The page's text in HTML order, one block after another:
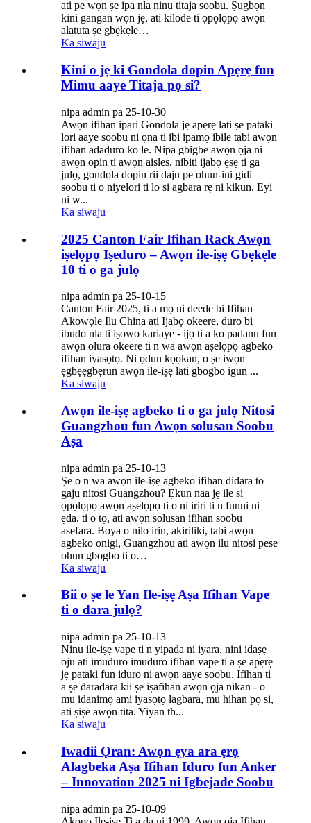
ati pe wọn ṣe ipa nla ninu titaja soobu. Ṣugbọn
kini gangan wọn jẹ, ati kilode ti ọpọlọpọ awọn
alatuta ṣe gbẹkẹle…
Ka siwaju
Kini o jẹ ki Gondola dopin Apẹrẹ fun
Mimu aaye Titaja pọ si?
nipa admin pa 25-10-30
Awọn ifihan ipari Gondola jẹ apẹrẹ lati ṣe pataki
lori aaye soobu ni ọna ti ibi ipamọ ibile tabi awọn
ifihan adaduro ko le. Nipa gbigbe awọn ọja ni
awọn opin ti awọn aisles, nibiti ijabọ ẹsẹ ti ga
julọ, gondola dopin rii daju pe ohun-ini gidi
soobu ti o niyelori ti lo si agbara rẹ ni kikun. Eyi
ni w...
Ka siwaju
2025 Canton Fair Ifihan Rack Awọn
iṣelọpọ Iṣeduro – Awọn ile-iṣẹ Gbẹkẹle
10 ti o ga julọ
nipa admin pa 25-10-15
Canton Fair 2025, ti a mọ ni deede bi Ifihan
Akowọle Ilu China ati Ijabọ okeere, duro bi
ibudo nla ti iṣowo kariaye - ijọ ti a ko padanu fun
awọn olura okeere ti n wa awọn aṣelọpọ agbeko
ifihan iyasọtọ. Ni ọdun kọọkan, o ṣe iwọn
ẹgbẹẹgbẹrun awọn ile-iṣẹ lati gbogbo igun ...
Ka siwaju
Awọn ile-iṣẹ agbeko ti o ga julọ Nitosi
Guangzhou fun Awọn solusan Soobu
Aṣa
nipa admin pa 25-10-13
Ṣe o n wa awọn ile-iṣẹ agbeko ifihan didara to
gaju nitosi Guangzhou? Ẹkun naa jẹ ile si
ọpọlọpọ awọn aṣelọpọ ti o ni iriri ti n funni ni
ẹda, ti o tọ, ati awọn solusan ifihan soobu
asefara. Boya o nilo irin, akiriliki, tabi awọn
agbeko onigi, Guangzhou ati awọn ilu nitosi pese
ohun gbogbo ti o…
Ka siwaju
Bii o ṣe le Yan Ile-iṣẹ Aṣa Ifihan Vape
ti o dara julọ?
nipa admin pa 25-10-13
Ninu ile-iṣẹ vape ti n yipada ni iyara, nini idaṣẹ
oju ati imuduro imuduro ifihan vape ti a ṣe apẹrẹ
jẹ pataki fun iduro ni awọn aaye soobu. Ifihan ti
a ṣe daradara kii ṣe iṣafihan awọn ọja nikan - o
mu idanimọ ami iyasọtọ lagbara, mu hihan pọ si,
ati ṣiṣe awọn tita. Yiyan th...
Ka siwaju
Iwadii Ọran: Awọn ẹya ara ẹrọ
Alagbeka Aṣa Ifihan Iduro fun Anker
– Innovation 2025 ni Igbejade Soobu
nipa admin pa 25-10-09